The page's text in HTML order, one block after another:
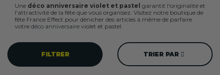
Une déco anniversaire violet et pastel garantit l'originalité et
l'attractivité de la fête que vous organisez. Visitez notre boutique de
fête France Effect pour dénicher des articles à même de parfaire
votre déco anniversaire violet et pastel.
FILTRER TRIER PAR